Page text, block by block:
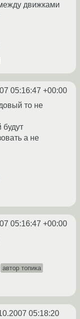
движками
05:16:47 +00:00
то не
будут
а не
05:16:47 +00:00
автор топика
05:18:20